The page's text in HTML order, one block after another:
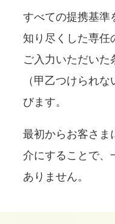
すべての提携基準
知り尽くした専任
ご入力いただいた
（甲乙つけられ
びます。
最初からお客さま
介にすることで、
ありません。